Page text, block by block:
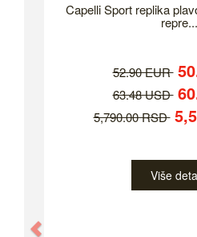
Capelli Sport replika
repre...
52.90 EUR
63.48 USD
5,790.00 RSD
Više